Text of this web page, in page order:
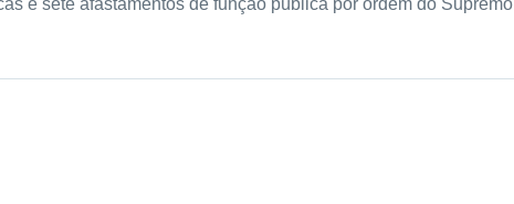
e sete afastamentos de função pública por ordem do Supremo